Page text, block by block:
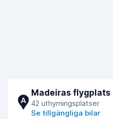
A
Madeiras flygplats
42 uthyrningsplatser
Se tillgängliga bilar